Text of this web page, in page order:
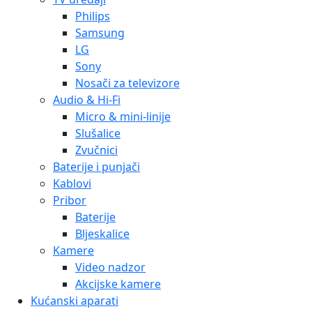
Philips
Samsung
LG
Sony
Nosači za televizore
Audio & Hi-Fi
Micro & mini-linije
Slušalice
Zvučnici
Baterije i punjači
Kablovi
Pribor
Baterije
Bljeskalice
Kamere
Video nadzor
Akcijske kamere
Kućanski aparati